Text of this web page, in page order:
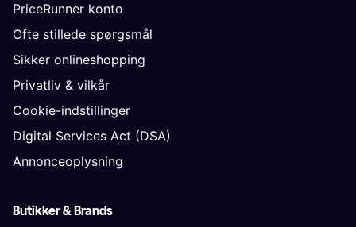
PriceRunner konto
Ofte stillede spørgsmål
Sikker onlineshopping
Privatliv & vilkår
Cookie-indstillinger
Digital Services Act (DSA)
Annonceoplysning
Butikker & Brands